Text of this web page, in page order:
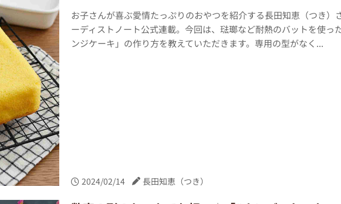
お子さんが喜ぶ愛情たっぷりのおやつを紹介する長田知恵（つき）
ーディストノート公式連載。今回は、琺瑯など耐熱のバットを使っ
ンジケーキ」の作り方を教えていただきます。専用の型がなく...
2024/02/14 長田知恵（つき）